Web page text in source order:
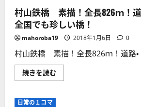
さ
ら
に
読
む
内
坐
一
元
神
社
（長
野
市
を
村山鉄橋 素描！全長826ｍ！道
全国でも珍しい橋！
mahoroba19 2018年1月6日 0
村山鉄橋 素描！全長826ｍ！道路・
続きを読む
山
日常の１コマ